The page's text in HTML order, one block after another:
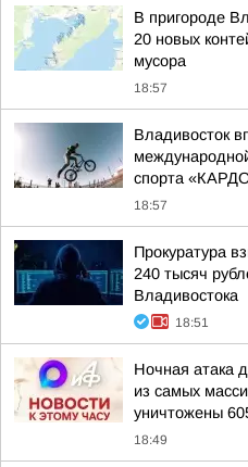
В пригороде
20 новых
мусора
18:57
Владивосток
спорта
18:57
Прокуратура
240 тысяч
Владивостока
18:51
Ночная атака
из самых
уничтожены
18:49